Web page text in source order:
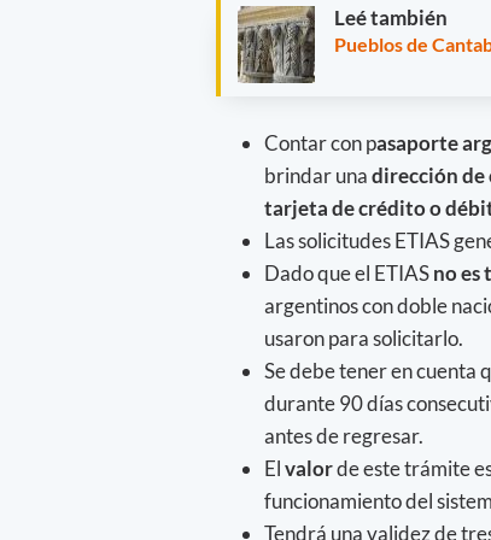
Leé también
Pueblos de
Contar con pasaporte
brindar unadirección
tarjeta de crédito o
Las solicitudes ETIAS
Dado que el ETIASno es
argentinos con doble
usaron para solicitarlo.
Se debe tener en cuenta
durante 90 días
antes de regresar.
Elvalorde este trámite
funcionamiento del
Tendrá una validez de